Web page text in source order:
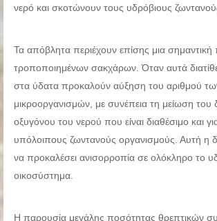
νερό και σκοτώνουν τους υδρόβιους
Τα απόβλητα περιέχουν επίσης μια
τροποποιημένων σακχάρων. Όταν αυτά
στα ύδατα προκαλούν αύξηση του αριθμού
μικροοργανισμών, με συνέπεια τη μείωση του
οξυγόνου του νερού που είναι διαθέσιμο και
υπόλοιπους ζωντανούς οργανισμούς. Αυτή η
να προκαλέσει ανισορροπία σε ολόκληρο το
οικοσύστημα.
Η παρουσία μεγάλης ποσότητας θρεπτικών